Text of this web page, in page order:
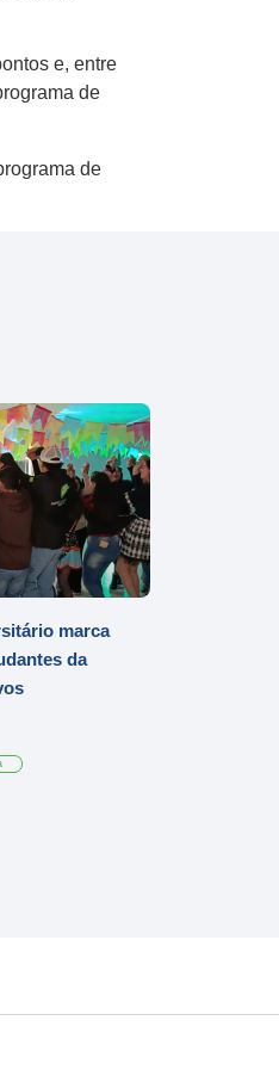
e, entre
de
de
marca
da